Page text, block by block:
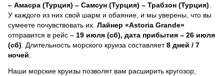
– Амасра (Турция) – Самсун (Турция) – Трабзон (Турция)
У каждого из них свой шарм и обаяние, и мы уверены, что вы
сумеете почувствовать их. Лайнер «Astoria Grande»
отправится в рейс – 19 июля (сб), дата прибытия – 26 июля
(сб) . Длительность морского круиза составляет8 дней / 7
ночей
Наши морские круизы позволят вам расширить кругозор,